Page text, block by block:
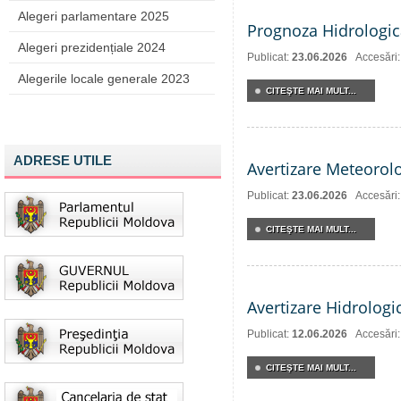
Alegeri parlamentare 2025
Alegeri prezidențiale 2024
Alegerile locale generale 2023
ADRESE UTILE
Prognoza
Publicat: 23.06.2026
CITEŞTE MAI MULT...
Avertizare
Publicat: 23.06.2026
CITEŞTE MAI MULT...
Avertizare
Publicat: 12.06.2026
CITEŞTE MAI MULT...